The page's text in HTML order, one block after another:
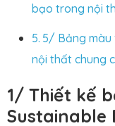
bạo trong nội
5/ Bảng màu
nội thất chung
1/ Thiết kế
Sustainable